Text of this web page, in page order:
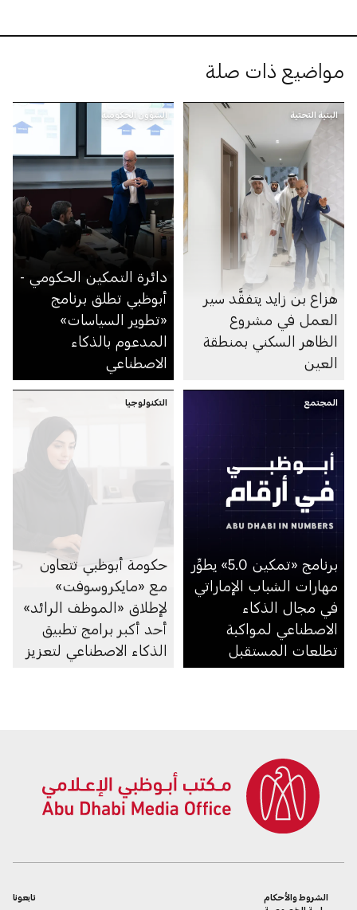
مواضيع ذات صلة
البنية التحتية
هزاع بن زايد يتفقَّد سير
العمل في مشروع
الظاهر السكني بمنطقة
العين
الشؤون الحكومية
دائرة التمكين الحكومي -
أبوظبي تطلق برنامج
«تطوير السياسات»
المدعوم بالذكاء
الاصطناعي
المجتمع
برنامج «تمكين 5.0» يطوِّر
مهارات الشباب الإماراتي
في مجال الذكاء
الاصطناعي لمواكبة
تطلعات المستقبل
التكنولوجيا
حكومة أبوظبي تتعاون
مع «مايكروسوفت»
لإطلاق «الموظف الرائد»
أحد أكبر برامج تطبيق
الذكاء الاصطناعي لتعزيز
تابعونا
الشروط والأحكام